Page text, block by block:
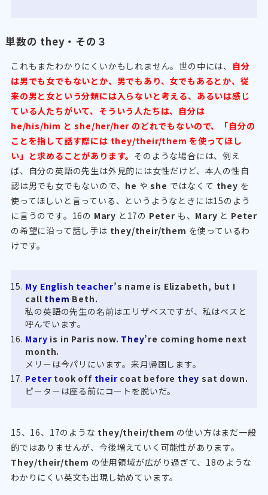
単数の they・その３
これもまたわかりにくいかもしれません。世の中には、 自分
は男でも女でもないとか、男でもあり、女でもあるとか、従
来の男と女という分類には入らないと考える、あるいは感じ
ている人たちがいて、そういう人たちは、自分は
he/his/him と she/her/her のどれでもないので、「自分の
ことを指して話す際には they/their/them を使ってほし
い」と求めることがあります。 そのような場合には、例え
ば、自分の英語の先生は外見的には女性だけど、本人の性自
認は男でも女でもないので、 he やshe ではなくて they を
使ってほしいと言っている、というようなときには15のよう
に言うのです。16の Mary と17の Peter も、 Mary と Peter
の希望に沿って話し手は they/their/them を使っているわ
けです。
My English teacher’s name is Elizabeth, but I
call them Beth.
私の英語の先生の名前はエリザベスですが、私はベスと
呼んでいます。
Mary is in Paris now. They’re coming home next
month.
メリーは今パリにいます。来月帰国します。
Peter took off their coat before they sat down.
ピーターは座る前にコートを脱いだ。
15、16、17のような they/their/them の使い方はまだ一般
的ではありませんが、今後増えていく可能性があります。
They/their/them の使用領域が広がり過ぎて、18のような
わかりにくい英文も出現し始めています。